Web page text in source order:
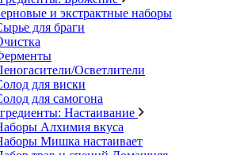
и экстрактные наборы
для браги
Осветлители
для виски
для самогона
Настаивание
Алхимия вкуса
Мишка настаивает